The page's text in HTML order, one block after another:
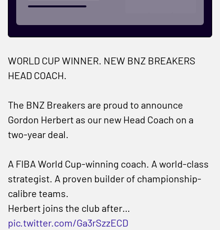
WORLD CUP WINNER. NEW BNZ BREAKERS
HEAD COACH.
The BNZ Breakers are proud to announce
Gordon Herbert as our new Head Coach on a
two-year deal.
A FIBA World Cup-winning coach. A world-class
strategist. A proven builder of championship-
calibre teams.
Herbert joins the club after…
pic.twitter.com/Ga3rSzzECD